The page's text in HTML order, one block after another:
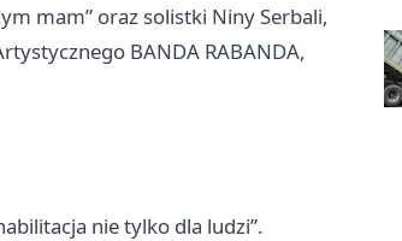
mam” oraz solistki Niny Serbali,
BANDA RABANDA,
nie tylko dla ludzi”.